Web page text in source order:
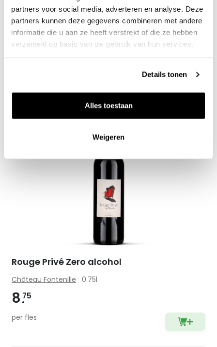
partners voor social media, adverteren en analyse. Deze
partners kunnen deze gegevens combineren met andere
informatie die u aan ze heeft verstrekt of die ze hebben
verzameld op basis van uw gebruik van hun services.
Details tonen
Alles toestaan
Weigeren
1150 per fles bij 6 flessen, 13.75 per fles
Zet op
Rouge Privé Zero alcohol
Château Fontenille 0.75l
8 75
per fles